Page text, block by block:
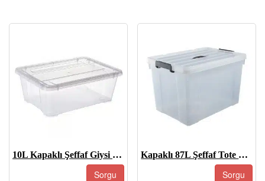
10L Kapaklı Şeffaf Giysi Saklama Kutuları
Sorgu
Kapaklı 87L Şeffaf Tote Kutu, Büyük Şeffaf Plastik Saklama Kapları
Sorgu